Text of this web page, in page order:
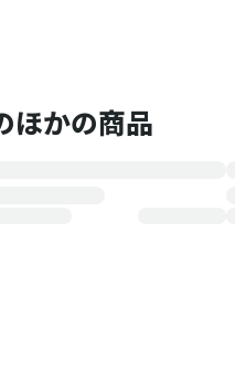
ほかの商品